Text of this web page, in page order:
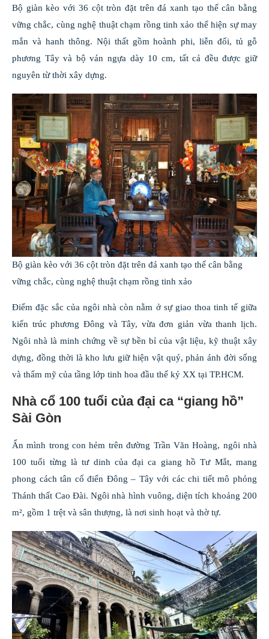
Bộ giàn kèo với 36 cột tròn đặt trên đá xanh tạo thế cân bằng
vững chắc, cùng nghệ thuật chạm rồng tinh xảo thể hiện sự may
mắn và hanh thông. Nội thất gồm hoành phi, liễn đối, tủ gỗ
phương Tây và bộ ván ngựa dày 10 cm, tất cả đều được giữ
nguyên từ thời xây dựng.
Bộ giàn kèo với 36 cột tròn đặt trên đá xanh tạo thế cân bằng
vững chắc, cùng nghệ thuật chạm rồng tinh xảo
Điểm đặc sắc của ngôi nhà còn nằm ở sự giao thoa tinh tế giữa
kiến trúc phương Đông và Tây, vừa đơn giản vừa thanh lịch.
Ngôi nhà là minh chứng về sự bền bỉ của vật liệu, kỹ thuật xây
dựng, đồng thời là kho lưu giữ hiện vật quý, phản ánh đời sống
và thẩm mỹ của tầng lớp tinh hoa đầu thế kỷ XX tại TP.HCM.
Nhà cổ 100 tuổi của đại ca “giang hồ”
Sài Gòn
Ẩn mình trong con hẻm trên đường Trần Văn Hoàng, ngôi nhà
100 tuổi từng là tư dinh của đại ca giang hồ Tư Mắt, mang
phong cách tân cổ điển Đông – Tây với các chi tiết mô phỏng
Thánh thất Cao Đài. Ngôi nhà hình vuông, diện tích khoảng 200
m², gồm 1 trệt và sân thượng, là nơi sinh hoạt và thờ tự.